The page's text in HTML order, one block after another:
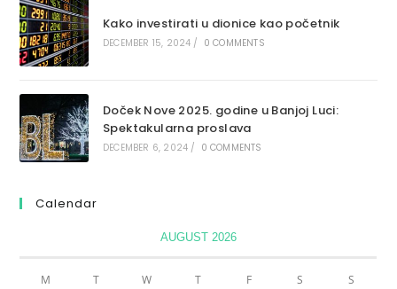
Kako investirati u dionice kao početnik
DECEMBER 15, 2024 / 0 COMMENTS
Doček Nove 2025. godine u Banjoj Luci:
Spektakularna proslava
DECEMBER 6, 2024 / 0 COMMENTS
Calendar
AUGUST 2026
M T W T F S S